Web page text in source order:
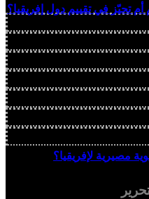
أم تحيّز في تقييم دول إفريقيا؟
مصيرية لإفريقيا؟